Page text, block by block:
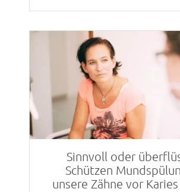
Sinnvoll oder
Schützen
unsere Zähne vor Karies